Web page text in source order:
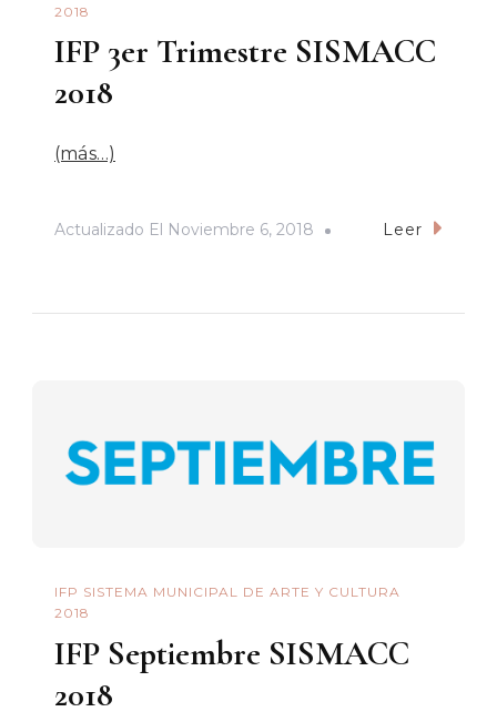
2018
IFP 3er Trimestre SISMACC
2018
(más…)
Actualizado El Noviembre 6, 2018 Leer
IFP SISTEMA MUNICIPAL DE ARTE Y CULTURA
2018
IFP Septiembre SISMACC
2018